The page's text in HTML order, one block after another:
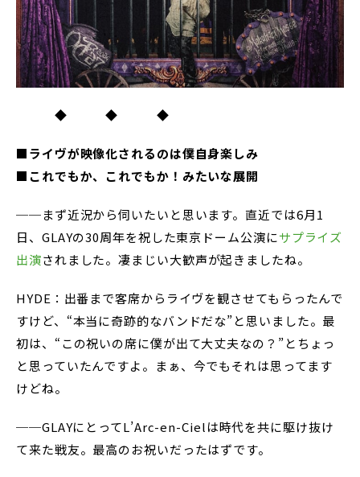
◆ ◆ ◆
■ライヴが映像化されるのは僕自身楽しみ
■これでもか、これでもか！みたいな展開
──まず近況から伺いたいと思います。直近では6月1
日、GLAYの30周年を祝した東京ドーム公演にサプライズ
出演されました。凄まじい大歓声が起きましたね。
HYDE：出番まで客席からライヴを観させてもらったんで
すけど、“本当に奇跡的なバンドだな”と思いました。最
初は、“この祝いの席に僕が出て大丈夫なの？”とちょっ
と思っていたんですよ。まぁ、今でもそれは思ってます
けどね。
──GLAYにとってL’Arc-en-Cielは時代を共に駆け抜け
て来た戦友。最高のお祝いだったはずです。